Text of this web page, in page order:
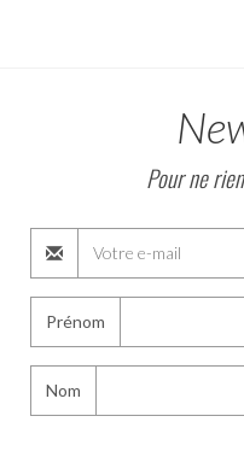
Pour ne
Prénom
Nom